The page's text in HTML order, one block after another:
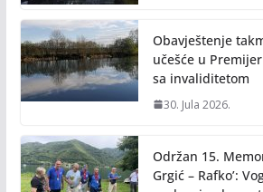
Obavještenje
učešće u
sa invaliditetom
30. Jula 2026.
Održan 15.
Grgić – Rafko’: